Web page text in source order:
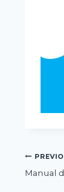
de
Manual